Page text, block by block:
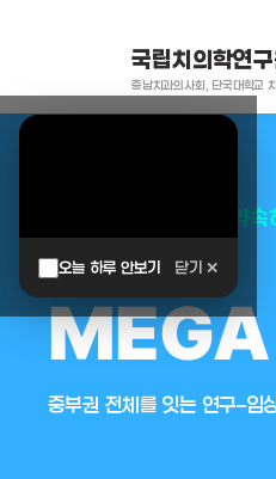
국립치의학연
충남치과의사회, 단국대학교
오늘 하루 안보기 닫기 ✕
대한민국은 두번이나 약
MEGA
중부권 전체를 잇는 연구–임